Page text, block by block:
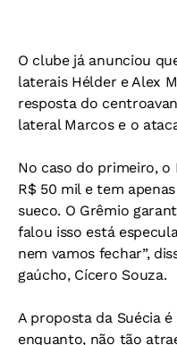
O clube já anunciou
laterais Hélder e Alex
resposta do
lateral Marcos e o
No caso do primeiro, o
R$ 50 mil e tem
sueco. O Grêmio
falou isso está
nem vamos fechar”,
gaúcho, Cícero Souza.
A proposta da Suécia
enquanto, não tão